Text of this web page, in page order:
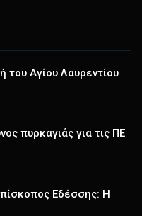
του Αγίου Λαυρεντίου
πυρκαγιάς για τις ΠΕ
Εδέσσης: Η